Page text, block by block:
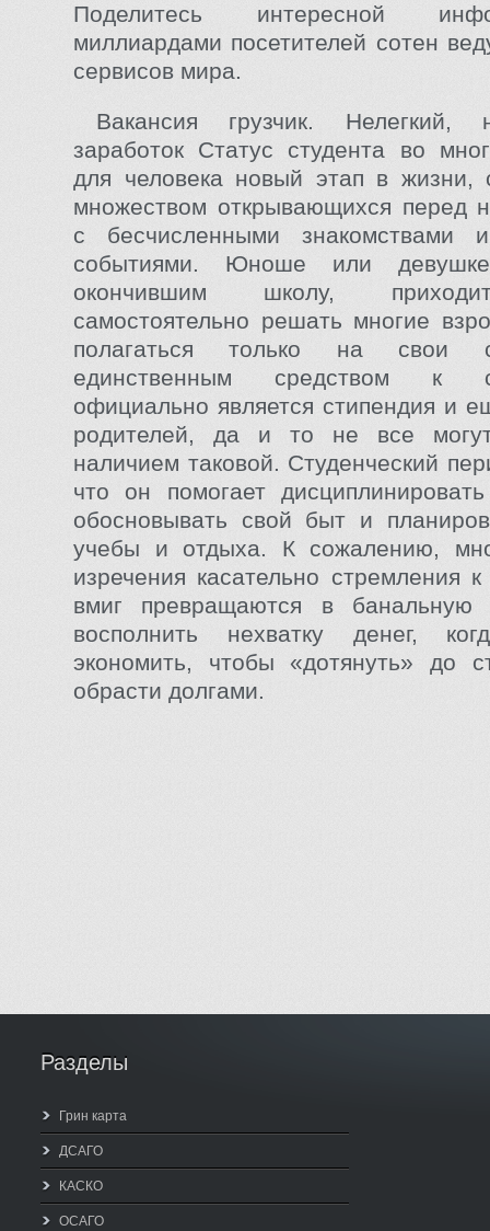
Поделитесь интересной
миллиардами посетителей сотен
сервисов мира.
Вакансия грузчик. Нелегкий,
заработок Статус студента во
для человека новый этап в жизни,
множеством открывающихся перед
с бесчисленными знакомствами
событиями. Юноше или
окончившим школу,
самостоятельно решать многие
полагаться только на свои
единственным средством к
официально является стипендия и
родителей, да и то не все могут
наличием таковой. Студенческий
что он помогает
обосновывать свой быт и
учебы и отдыха. К сожалению,
изречения касательно стремления
вмиг превращаются в банальную
восполнить нехватку денег,
экономить, чтобы «дотянуть» до
обрасти долгами.
Разделы
Грин карта
ДСАГО
КАСКО
ОСАГО